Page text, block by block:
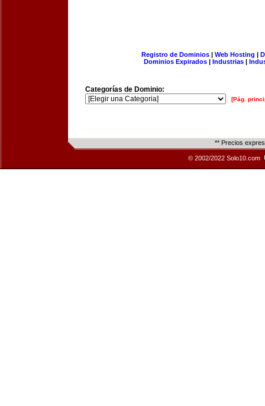
Registro de Dominios| Web Hosting |
Dominios Expirados | Industrias |
Categorías de Dominio:
[Pág.
** Precios
© 2002/2022 Solo10.com